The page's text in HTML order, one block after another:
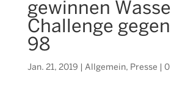
gewinnen
Challenge
98
Jan. 21, 2019 Allgemein, Presse 0